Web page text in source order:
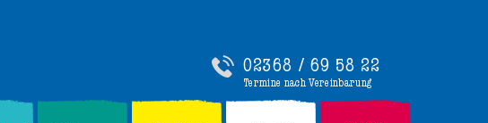
02368 / 69 58 22
Termine nach Vereinbarung